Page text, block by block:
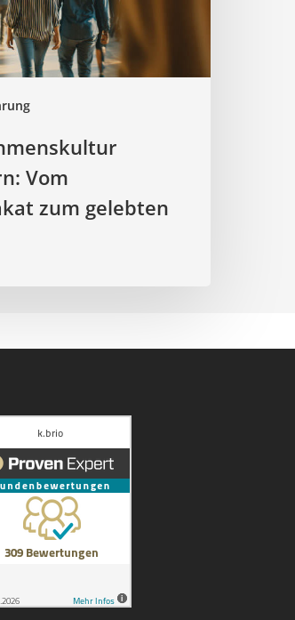
Vom
zum gelebten